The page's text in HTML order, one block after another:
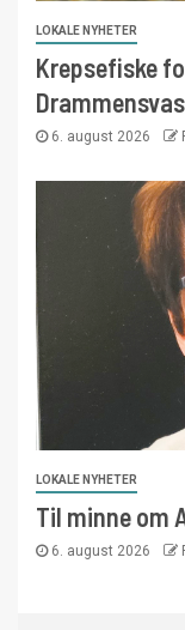
LOKALE NYHETER
Krepsefiske
6. august 2026
LOKALE NYHETER
Til minne om
6. august 2026